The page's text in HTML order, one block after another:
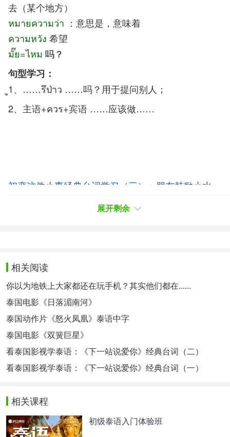
去（某个地方）
หมายความว่า ：意思是，意味着
ความหวัง 希望
มั๊ย=ไหม 吗？
句型学习：
ู1、……รึป่าว ……吗？用于提问别人；
2、主语+ควร+宾语 ……应该做……
初恋这件小事经典台词学习（三）：朋友鼓励小水
看泰国影视学泰语：《暹罗之恋》台词学习
下一站说爱你经典台词学习：
看泰国影视学泰语：《下一站说爱你》经典台词
（一）
看泰国影视学泰语：《下一站说爱你》经典台词
（二）
（三）
看泰国影视学泰语：《情牵两世》第一集台词学习
展开剩余
相关阅读
你以为地铁上大家都还在玩手机？其实他们都在......
泰国电影《日落湄南河》
泰国动作片《怒火凤凰》泰语中字
泰国电影《双簧巨星》
看泰国影视学泰语：《下一站说爱你》经典台词（二）
看泰国影视学泰语：《下一站说爱你》经典台词（一）
相关课程
初级泰语入门体验班